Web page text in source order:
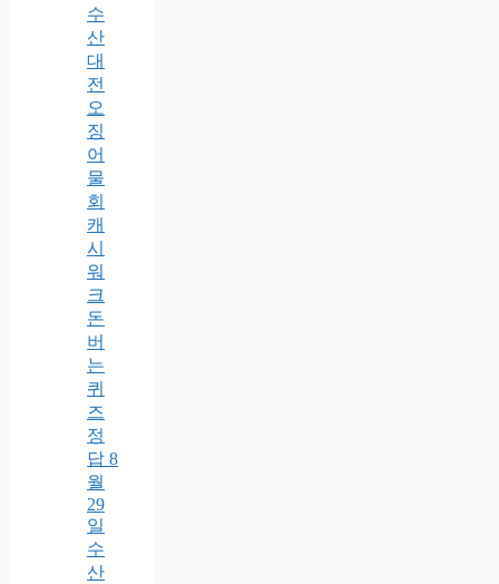
수
산
대
전
오
징
어
물
회
캐
시
워
크
돈
버
는
퀴
즈
정
답 8
월
29
일
수
산